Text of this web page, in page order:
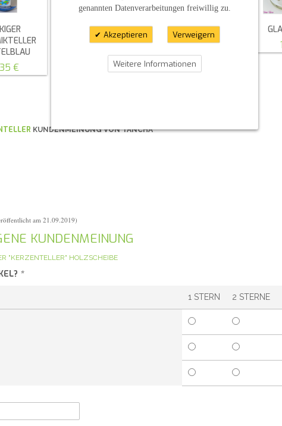
€
METALLTELLER
SILBER / GOLD
6,00 €
ECKIGE
SCHIEFERPLATTE
3,30 €
KUNDENMEINUNG VONTANCHA
am 21.09.2019)
KUNDENMEINUNG
"KERZENTELLER" HOLZSCHEIBE
*
1 STERN 2 STERNE
genannten Datenverarbeitungen freiwillig zu.
Akzeptieren Verweigern
Weitere Informationen